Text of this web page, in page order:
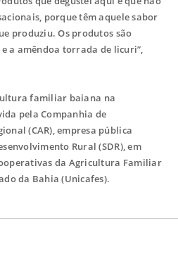
porque têm aquele sabor
produziu. Os produtos são
a amêndoa torrada de licuri”,
familiar baiana na
pela Companhia de
(CAR), empresa pública
Rural (SDR), em
da Agricultura Familiar
da Bahia (Unicafes).